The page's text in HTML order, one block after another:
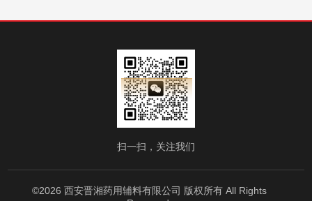
扫一扫，关注我们
©2026 西安晋湘药用辅料有限公司 版权所有 All Rights